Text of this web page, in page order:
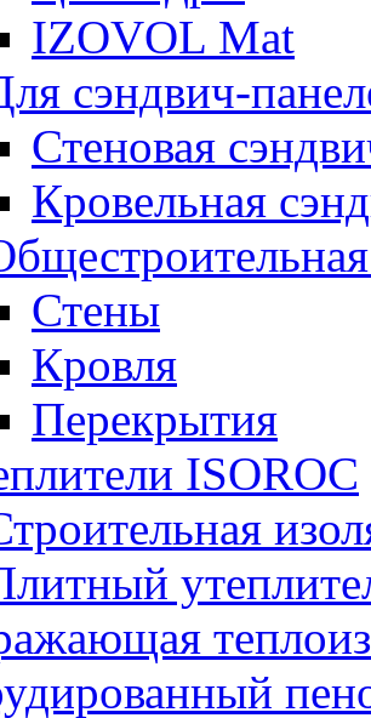
IZOVOL Mat
сэндвич-
Стеновая
Кровельная
Стены
Кровля
Перекрытия
ISOROC